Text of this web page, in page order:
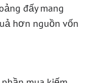
đấy mang
hơn nguồn vốn